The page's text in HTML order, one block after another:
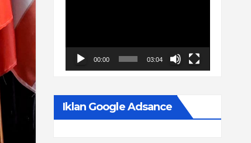
00:00 03:04
Iklan Google Adsance